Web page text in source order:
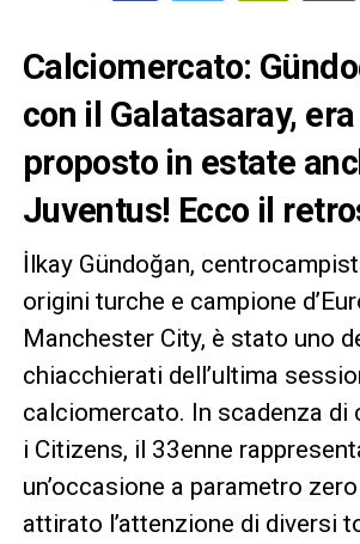
Calciomercato:
con il Galatasaray,
proposto in estate
Juventus! Ecco il
İlkay Gündoğan,
origini turche e campione
Manchester City, è stato uno
chiacchierati dell’ultima
calciomercato. In scadenza di
i Citizens, il 33enne
un’occasione a parametro
attirato l’attenzione di diversi